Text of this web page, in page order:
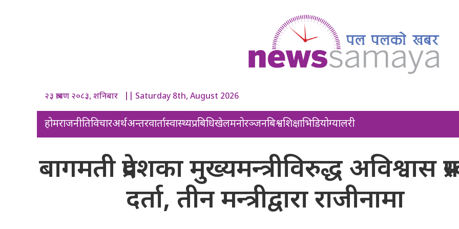
२३ श्रावण २०८३, शनिबार || Saturday 8th, August 2026
होमराजनीतिविचारअर्थअन्तरवार्तास्वास्थ्यप्रबिधिखेलमनोरञ्जनबिश्वशिक्षाभिडियोग्यालरी
बागमती प्रदेशका मुख्यमन्त्रीविरुद्ध अविश्वास
दर्ता, तीन मन्त्रीद्वारा राजीनामा